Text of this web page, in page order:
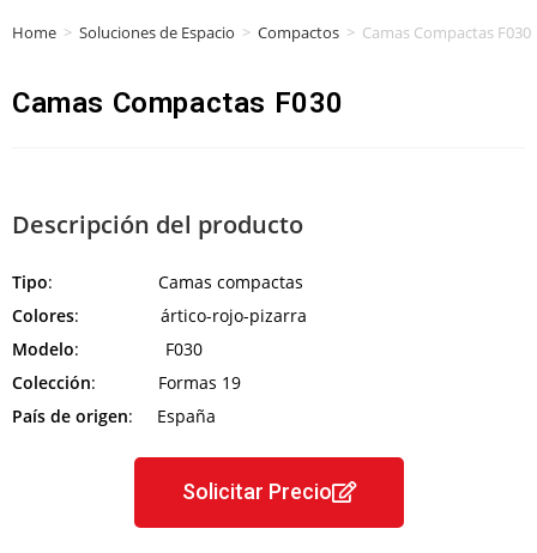
Home > Soluciones de Espacio > Compactos > Camas Compactas F030
Camas Compactas F030
Descripción del producto
Tipo: Camas compactas
Colores: ártico-rojo-pizarra
Modelo: F030
Colección: Formas 19
País de origen: España
Solicitar Precio